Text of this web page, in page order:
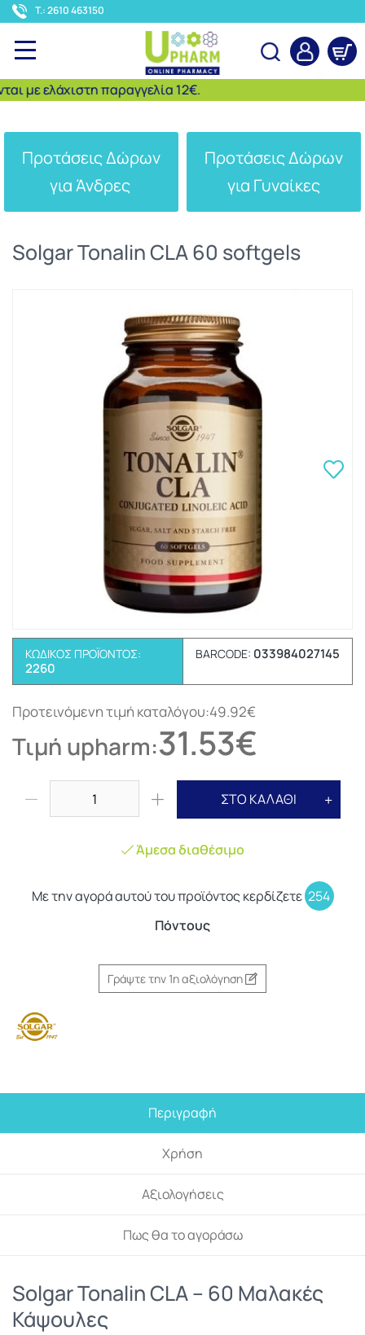
T.: 2610 463150
ελάχιστη παραγγελία 12€.
Αναζήτηση
Προτάσεις Δώρων
για Άνδρες
Προτάσεις Δώρων
για Γυναίκες
Solgar Tonalin CLA 60 softgels
ΚΩΔΙΚΌΣ ΠΡΟΪΌΝΤΟΣ:
2260
BARCODE: 033984027145
Προτεινόμενη τιμή καταλόγου:49.92€
Τιμή upharm:31.53€
ΣΤΟ ΚΑΛΑΘΙ
Άμεσα διαθέσιμο
Με την αγορά αυτού του προϊόντος κερδίζετε 254
Πόντους
Γράψτε την 1η αξιολόγηση
Περιγραφή
Χρήση
Αξιολογήσεις
Πως θα το αγοράσω
Solgar Tonalin CLA – 60 Μαλακές
Κάψουλες